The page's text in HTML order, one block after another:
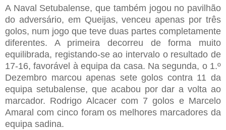
A Naval Setubalense, que também jogou no pavilhão
do adversário, em Queijas, venceu apenas por três
golos, num jogo que teve duas partes completamente
diferentes. A primeira decorreu de forma muito
equilibrada, registando-se ao intervalo o resultado de
17-16, favorável à equipa da casa. Na segunda, o 1.º
Dezembro marcou apenas sete golos contra 11 da
equipa setubalense, que acabou por dar a volta ao
marcador. Rodrigo Alcacer com 7 golos e Marcelo
Amaral com cinco foram os melhores marcadores da
equipa sadina.